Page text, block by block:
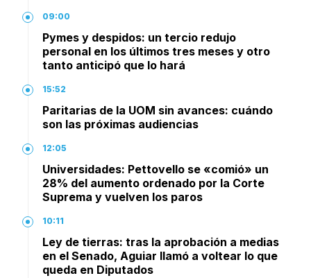
09:00
Pymes y despidos: un tercio redujo
personal en los últimos tres meses y otro
tanto anticipó que lo hará
15:52
Paritarias de la UOM sin avances: cuándo
son las próximas audiencias
12:05
Universidades: Pettovello se «comió» un
28% del aumento ordenado por la Corte
Suprema y vuelven los paros
10:11
Ley de tierras: tras la aprobación a medias
en el Senado, Aguiar llamó a voltear lo que
queda en Diputados